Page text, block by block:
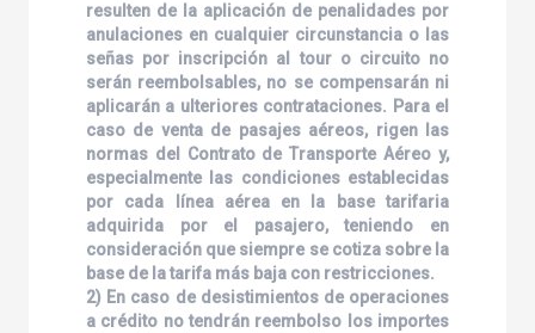
resulten de la aplicación de penalidades por
anulaciones en cualquier circunstancia o las
señas por inscripción al tour o circuito no
serán reembolsables, no se compensarán ni
aplicarán a ulteriores contrataciones. Para el
caso de venta de pasajes aéreos, rigen las
normas del Contrato de Transporte Aéreo y,
especialmente las condiciones establecidas
por cada línea aérea en la base tarifaria
adquirida por el pasajero, teniendo en
consideración que siempre se cotiza sobre la
base de la tarifa más baja con restricciones.
2) En caso de desistimientos de operaciones
a crédito no tendrán reembolso los importes